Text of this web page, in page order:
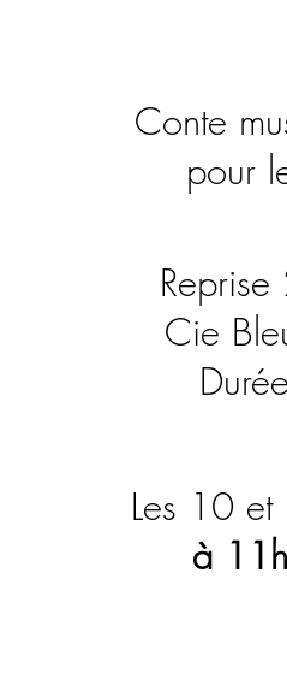
Conte
pour
Cie
Les 10
à